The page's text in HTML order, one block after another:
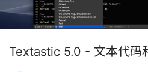
Textastic 5.0 - 文本代码